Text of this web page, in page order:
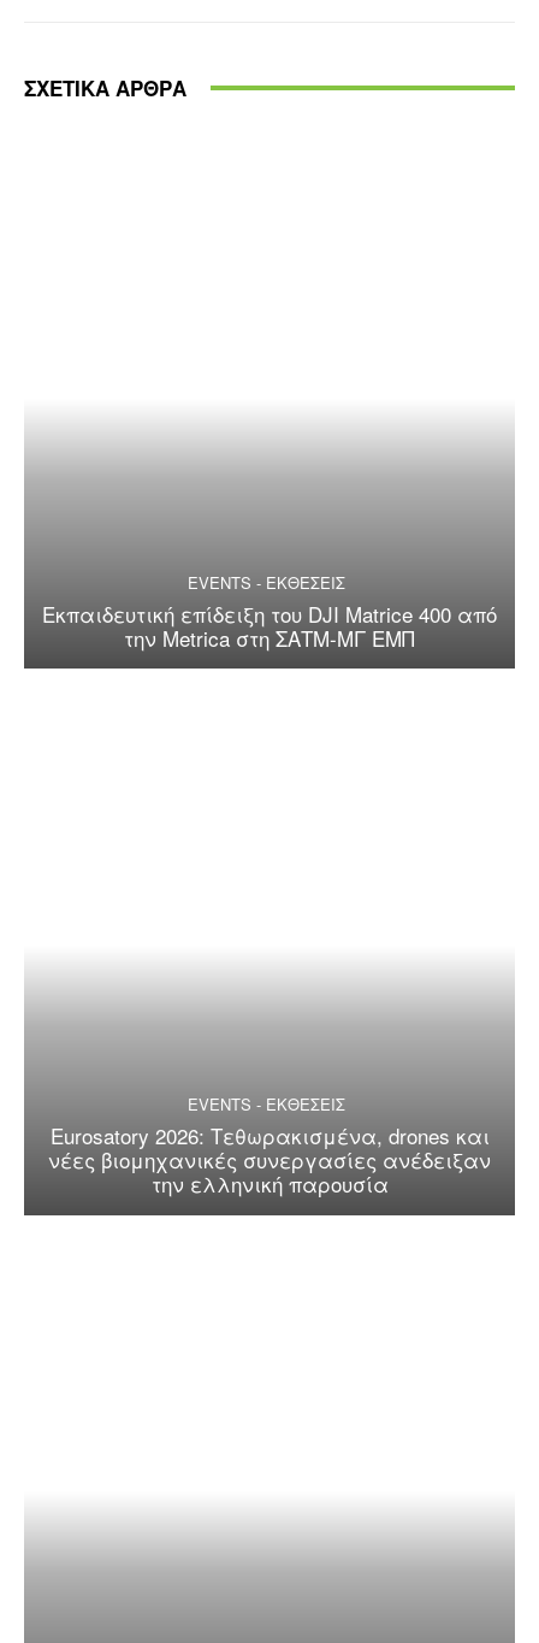
ΣΧΕΤΙΚΑ ΑΡΘΡΑ
EVENTS - ΕΚΘΕΣΕΙΣ
Εκπαιδευτική επίδειξη του DJI Matrice 400 από
την Metrica στη ΣΑΤΜ-ΜΓ ΕΜΠ
EVENTS - ΕΚΘΕΣΕΙΣ
Eurosatory 2026: Τεθωρακισμένα, drones και
νέες βιομηχανικές συνεργασίες ανέδειξαν
την ελληνική παρουσία